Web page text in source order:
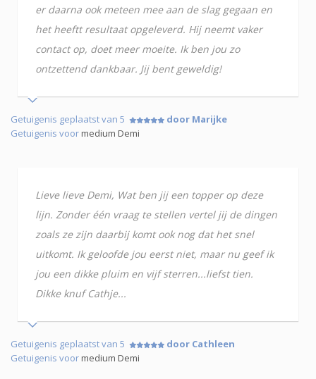
er daarna ook meteen mee aan de slag gegaan en
het heeftt resultaat opgeleverd. Hij neemt vaker
contact op, doet meer moeite. Ik ben jou zo
ontzettend dankbaar. Jij bent geweldig!
Getuigenis geplaatst van 5
door Marijke
Getuigenis voormedium Demi
Lieve lieve Demi, Wat ben jij een topper op deze
lijn. Zonder één vraag te stellen vertel jij de dingen
zoals ze zijn daarbij komt ook nog dat het snel
uitkomt. Ik geloofde jou eerst niet, maar nu geef ik
jou een dikke pluim en vijf sterren...liefst tien.
Dikke knuf Cathje...
Getuigenis geplaatst van 5
door Cathleen
Getuigenis voormedium Demi